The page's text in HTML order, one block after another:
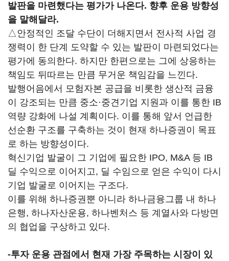
발판을 마련했다는 평가가 나온다. 향후 운용 방향성
을 말해달라.
△안정적인 조달 수단이 더해지면서 전사적 사업 경
쟁력이 한 단계 도약할 수 있는 발판이 마련되었다는
평가에 동의한다. 하지만 한편으로는 그에 상응하는
책임도 뒤따르는 만큼 무거운 책임감을 느낀다.
발행어음에서 모험자본 공급을 비롯한 생산적 금융
이 강조되는 만큼 중소·중견기업 지원과 이를 통한 IB
역량 강화에 나설 계획이다. 이를 통해 앞서 언급한
선순환 구조를 구축하는 것이 현재 하나증권이 목표
로 하는 방향성이다.
혁신기업 발굴이 그 기업에 필요한 IPO, M&A 등 IB
딜 수익으로 이어지고, 딜 수임으로 얻은 수익이 다시
기업 발굴로 이어지는 구조다.
이를 위해 하나증권뿐 아니라 하나금융그룹 내 하나
은행, 하나자산운용, 하나벤처스 등 계열사와 다방면
의 협업을 구상하고 있다.
-투자 운용 관점에서 현재 가장 주목하는 시장이 있